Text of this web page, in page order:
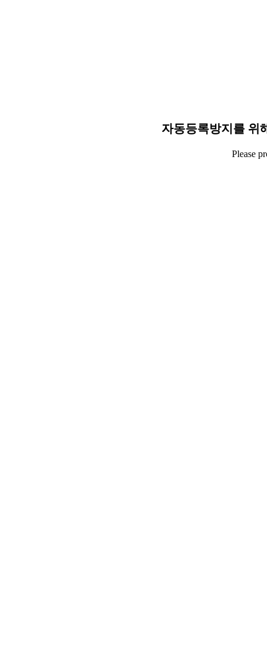
자동등록방지를 위
Please